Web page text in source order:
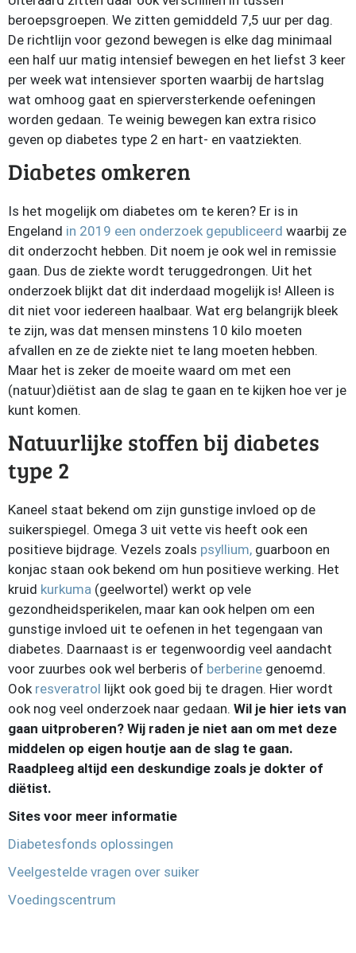
beroepsgroepen. We zitten gemiddeld 7,5 uur per dag.
De richtlijn voor gezond bewegen is elke dag minimaal
een half uur matig intensief bewegen en het liefst 3 keer
per week wat intensiever sporten waarbij de hartslag
wat omhoog gaat en spierversterkende oefeningen
worden gedaan. Te weinig bewegen kan extra risico
geven op diabetes type 2 en hart- en vaatziekten.
Diabetes omkeren
Is het mogelijk om diabetes om te keren? Er is in
Engeland in 2019 een onderzoek gepubliceerd waarbij ze
dit onderzocht hebben. Dit noem je ook wel in remissie
gaan. Dus de ziekte wordt teruggedrongen. Uit het
onderzoek blijkt dat dit inderdaad mogelijk is! Alleen is
dit niet voor iedereen haalbaar. Wat erg belangrijk bleek
te zijn, was dat mensen minstens 10 kilo moeten
afvallen en ze de ziekte niet te lang moeten hebben.
Maar het is zeker de moeite waard om met een
(natuur)diëtist aan de slag te gaan en te kijken hoe ver je
kunt komen.
Natuurlijke stoffen bij diabetes
type 2
Kaneel staat bekend om zijn gunstige invloed op de
suikerspiegel. Omega 3 uit vette vis heeft ook een
positieve bijdrage. Vezels zoals psyllium, guarboon en
konjac staan ook bekend om hun positieve werking. Het
kruid kurkuma (geelwortel) werkt op vele
gezondheidsperikelen, maar kan ook helpen om een
gunstige invloed uit te oefenen in het tegengaan van
diabetes. Daarnaast is er tegenwoordig veel aandacht
voor zuurbes ook wel berberis of berberine genoemd.
Ook resveratrol lijkt ook goed bij te dragen. Hier wordt
ook nog veel onderzoek naar gedaan. Wil je hier iets van
gaan uitproberen? Wij raden je niet aan om met deze
middelen op eigen houtje aan de slag te gaan.
Raadpleeg altijd een deskundige zoals je dokter of
diëtist.
Sites voor meer informatie
Diabetesfonds oplossingen
Veelgestelde vragen over suiker
Voedingscentrum